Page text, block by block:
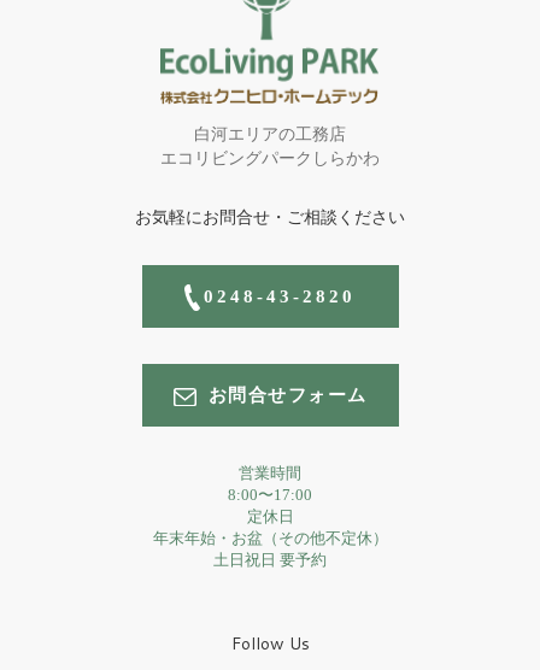
白河エリアの工務店
エコリビングパークしらかわ
お気軽にお問合せ・ご相談ください
0248-43-2820
お問合せフォーム
営業時間
8:00〜17:00
定休日
年末年始・お盆（その他不定休）
土日祝日 要予約
Follow Us